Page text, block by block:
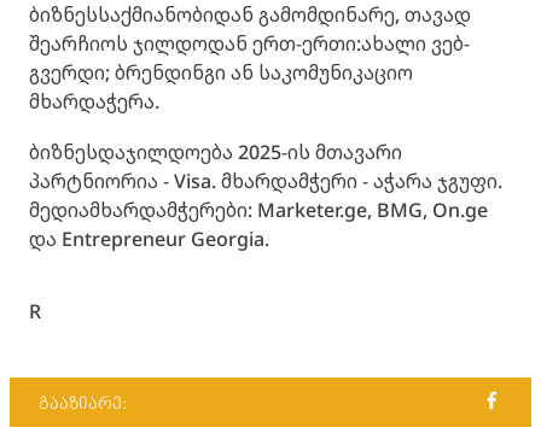
ბიზნესსაქმიანობიდან გამომდინარე, თავად
შეარჩიოს ჯილდოდან ერთ-ერთი:ახალი ვებ-
გვერდი; ბრენდინგი ან საკომუნიკაციო
მხარდაჭერა.
ბიზნესდაჯილდოება 2025-ის მთავარი
პარტნიორია - Visa. მხარდამჭერი - აჭარა ჯგუფი.
მედიამხარდამჭერები: Marketer.ge, BMG, On.ge
და Entrepreneur Georgia.
R
გააზიარე: